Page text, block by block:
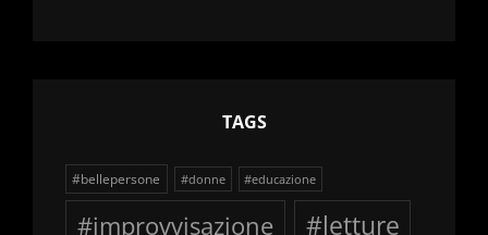
TAGS
#bellepersone #donne #educazione
#improvvisazione #letture